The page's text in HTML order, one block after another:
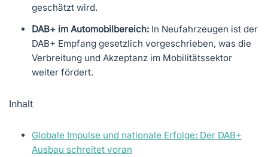
geschätzt wird.
DAB+ im Automobilbereich: In Neufahrzeugen ist der
DAB+ Empfang gesetzlich vorgeschrieben, was die
Verbreitung und Akzeptanz im Mobilitätssektor
weiter fördert.
Inhalt
Globale Impulse und nationale Erfolge: Der DAB+
Ausbau schreitet voran